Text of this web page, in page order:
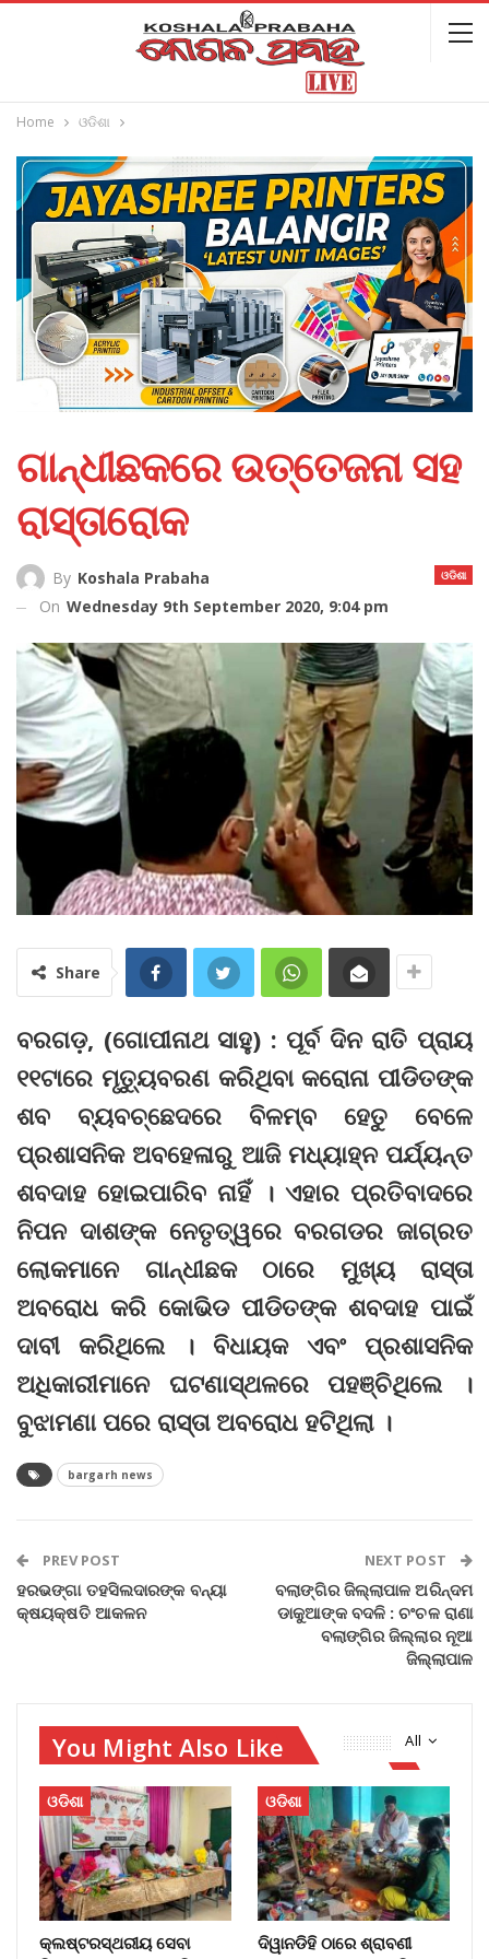
Home ଓଡିଶା
ଗାନ୍ଧୀଛକରେ ଉତ୍ତେଜନା ସହ
ରାସ୍ତାରୋକ
ଓଡିଶା
By Koshala Prabaha
On Wednesday 9th September 2020, 9:04 pm
Share
ବରଗଡ଼, (ଗୋପୀନାଥ ସାହୁ) : ପୂର୍ବ ଦିନ ରାତି ପ୍ରାୟ
୧୧ଟାରେ ମୃତ୍ୟୁବରଣ କରିଥିବା କରୋନା ପୀଡିତଙ୍କ
ଶବ ବ୍ୟବଚ୍ଛେଦରେ ବିଳମ୍ବ ହେତୁ ବେଳେ
ପ୍ରଶାସନିକ ଅବହେଳାରୁ ଆଜି ମଧ୍ୟାହ୍ନ ପର୍ଯ୍ୟନ୍ତ
ଶବଦାହ ହୋଇପାରିବ ନାହିଁ । ଏହାର ପ୍ରତିବାଦରେ
ନିପନ ଦାଶଙ୍କ ନେତୃତ୍ୱରେ ବରଗଡର ଜାଗ୍ରତ
ଲୋକମାନେ ଗାନ୍ଧୀଛକ ଠାରେ ମୁଖ୍ୟ ରାସ୍ତା
ଅବରୋଧ କରି କୋଭିଡ ପୀଡିତଙ୍କ ଶବଦାହ ପାଇଁ
ଦାବୀ କରିଥିଲେ । ବିଧାୟକ ଏବଂ ପ୍ରଶାସନିକ
ଅଧିକାରୀମାନେ ଘଟଣାସ୍ଥଳରେ ପହଞ୍ଚିଥିଲେ ।
ବୁଝାମଣା ପରେ ରାସ୍ତା ଅବରୋଧ ହଟିଥିଲା ।
bargarh news
PREV POST
ହରଭଙ୍ଗା ତହସିଲଦାରଙ୍କ ବନ୍ୟା
କ୍ଷୟକ୍ଷତି ଆକଳନ
NEXT POST
ବଲାଙ୍ଗିର ଜିଲ୍ଲାପାଳ ଅରିନ୍ଦମ
ଡାକୁଆଙ୍କ ବଦଳି : ଚଂଚଳ ରାଣା
ବଲାଙ୍ଗିର ଜିଲ୍ଲାର ନୂଆ
ଜିଲ୍ଲାପାଳ
All
You Might Also Like
ଓଡିଶା
କ୍ଲଷ୍ଟରସ୍ଥରୀୟ ସେବା
ଓଡିଶା
ଦିୱାନଡିହି ଠାରେ ଶ୍ରାବଣୀ